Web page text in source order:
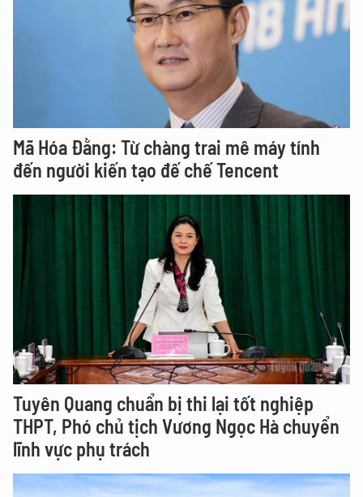
Mã Hóa Đằng: Từ chàng trai mê máy tính
đến người kiến tạo đế chế Tencent
Tuyên Quang chuẩn bị thi lại tốt nghiệp
THPT, Phó chủ tịch Vương Ngọc Hà chuyển
lĩnh vực phụ trách